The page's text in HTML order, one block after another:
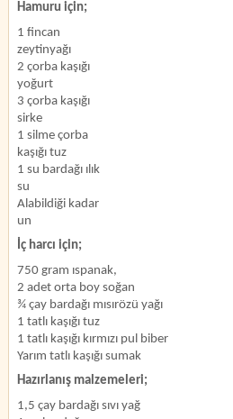
Hamuru için;
1 fincan
zeytinyağı
2 çorba kaşığı
yoğurt
3 çorba kaşığı
sirke
1 silme çorba
kaşığı tuz
1 su bardağı ılık
su
Alabildiği kadar
un
İç harcı için;
750 gram ıspanak,
2 adet orta boy soğan
¾ çay bardağı mısırözü yağı
1 tatlı kaşığı tuz
1 tatlı kaşığı kırmızı pul biber
Yarım tatlı kaşığı sumak
Hazırlanış malzemeleri;
1,5 çay bardağı sıvı yağ